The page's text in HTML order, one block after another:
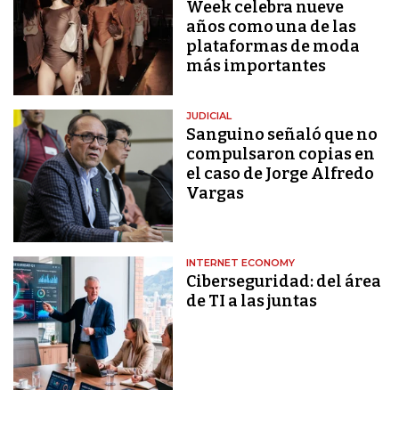
Week celebra nueve
años como una de las
plataformas de moda
más importantes
JUDICIAL
Sanguino señaló que no
compulsaron copias en
el caso de Jorge Alfredo
Vargas
INTERNET ECONOMY
Ciberseguridad: del área
de TI a las juntas